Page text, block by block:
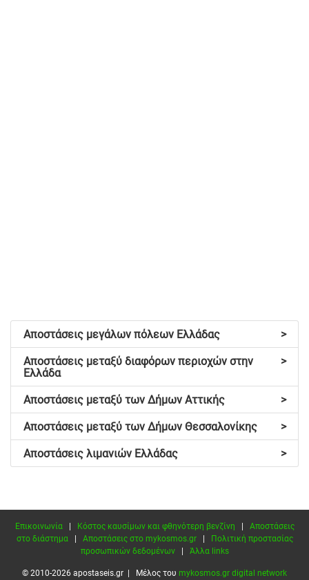
>
Αποστάσεις μεγάλων πόλεων Ελλάδας
>
Αποστάσεις μεταξύ διαφόρων περιοχών στην
Ελλάδα
>
Αποστάσεις μεταξύ των Δήμων Αττικής
>
Αποστάσεις μεταξύ των Δήμων Θεσσαλονίκης
>
Αποστάσεις λιμανιών Ελλάδας
Επικοινωνία| Κόστος καυσίμων και φθηνότερη βενζίνη
Αποστάσεις
στο διάστημα| Αποστάσεις στο mykosmos.gr|
Πολιτική προστασίας
προσωπικών δεδομένων| Άλλα links
© 2010-2026 apostaseis.gr | Μέλος του mykosmos.gr digital network